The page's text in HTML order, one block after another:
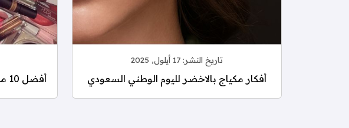
تاريخ النشر: 17 أيلول, 2025
أفكار مكياج بالاخضر لليوم الوطني السعودي أفضل 10 منتجات من هدى بيوتي لهذا الصيف